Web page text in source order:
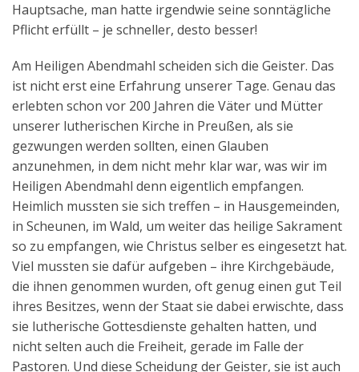
Hauptsache, man hatte irgendwie seine sonntägliche
Pflicht erfüllt – je schneller, desto besser!
Am Heiligen Abendmahl scheiden sich die Geister. Das
ist nicht erst eine Erfahrung unserer Tage. Genau das
erlebten schon vor 200 Jahren die Väter und Mütter
unserer lutherischen Kirche in Preußen, als sie
gezwungen werden sollten, einen Glauben
anzunehmen, in dem nicht mehr klar war, was wir im
Heiligen Abendmahl denn eigentlich empfangen.
Heimlich mussten sie sich treffen – in Hausgemeinden,
in Scheunen, im Wald, um weiter das heilige Sakrament
so zu empfangen, wie Christus selber es eingesetzt hat.
Viel mussten sie dafür aufgeben – ihre Kirchgebäude,
die ihnen genommen wurden, oft genug einen gut Teil
ihres Besitzes, wenn der Staat sie dabei erwischte, dass
sie lutherische Gottesdienste gehalten hatten, und
nicht selten auch die Freiheit, gerade im Falle der
Pastoren. Und diese Scheidung der Geister, sie ist auch